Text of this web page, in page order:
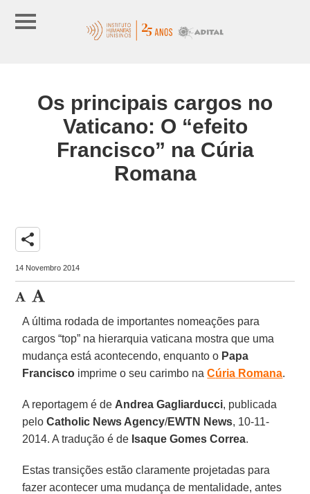
Os principais cargos no
Vaticano: O “efeito
Francisco” na Cúria
Romana
share
14 Novembro 2014
A última rodada de importantes nomeações para
cargos “top” na hierarquia vaticana mostra que uma
mudança está acontecendo, enquanto o Papa
Francisco imprime o seu carimbo naCúria Romana.
A reportagem é de Andrea Gagliarducci, publicada
peloCatholic News Agency/EWTN News, 10-11-
2014. A tradução é de Isaque Gomes Correa.
Estas transições estão claramente projetadas para
fazer acontecer uma mudança de mentalidade, antes